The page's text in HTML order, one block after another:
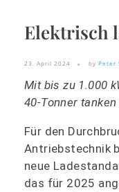
Elektrisch
23. April 2024 by Peter
Mit bis zu 1.000
40-Tonner tanken
Für den
Antriebstechnik
neue
das für 2025